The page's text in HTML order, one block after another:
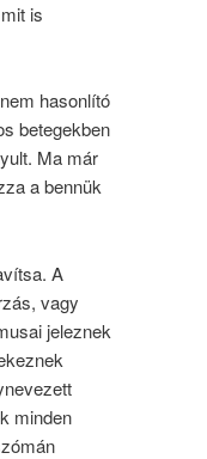
is
hasonlító
betegekben
Ma már
a bennük
A
vagy
jeleznek
minden